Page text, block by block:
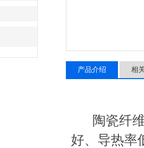
产品介绍 相
陶瓷纤维
好、导热率